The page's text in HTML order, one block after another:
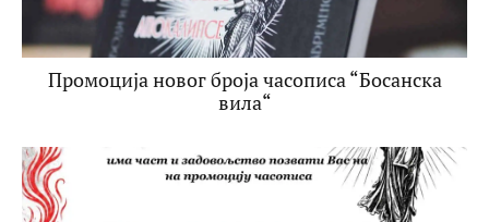
Промоција новог броја часописа “Босанска
вила“